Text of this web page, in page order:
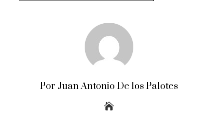
Por Juan Antonio De los Palotes